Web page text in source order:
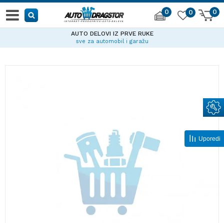
0 0
0
AUTO DELOVI IZ PRVE RUKE
sve za automobil i garažu
Uporedi